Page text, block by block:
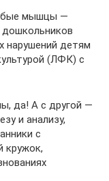
мышцы —
дошкольников
нарушений детям
(ЛФК) с
да! А с другой —
и анализу,
с
кружок,